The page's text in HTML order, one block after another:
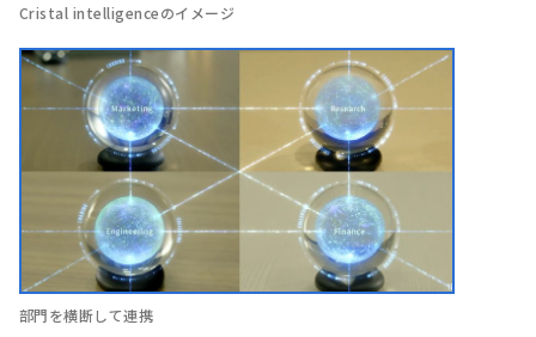
Cristal intelligenceのイメージ
部門を横断して連携